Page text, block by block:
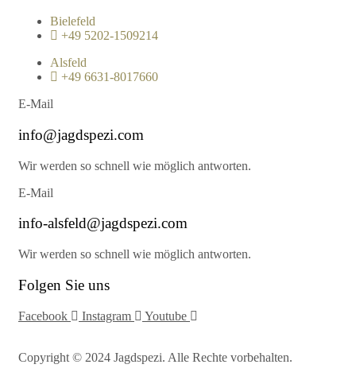
Bielefeld
+49 5202-1509214
Alsfeld
+49 6631-8017660
E-Mail
info@jagdspezi.com
Wir werden so schnell wie möglich antworten.
E-Mail
info-alsfeld@jagdspezi.com
Wir werden so schnell wie möglich antworten.
Folgen Sie uns
Facebook Instagram Youtube
Copyright © 2024 Jagdspezi. Alle Rechte vorbehalten.